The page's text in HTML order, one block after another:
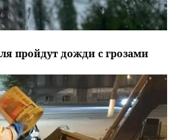
пройдут дожди с грозами